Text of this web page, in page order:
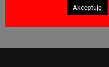
Akceptuję